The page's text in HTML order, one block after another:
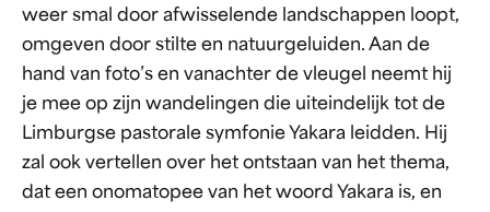
weer smal door afwisselende landschappen loopt,
omgeven door stilte en natuurgeluiden. Aan de
hand van foto’s en vanachter de vleugel neemt hij
je mee op zijn wandelingen die uiteindelijk tot de
Limburgse pastorale symfonie Yakara leidden. Hij
zal ook vertellen over het ontstaan van het thema,
dat een onomatopee van het woord Yakara is, en